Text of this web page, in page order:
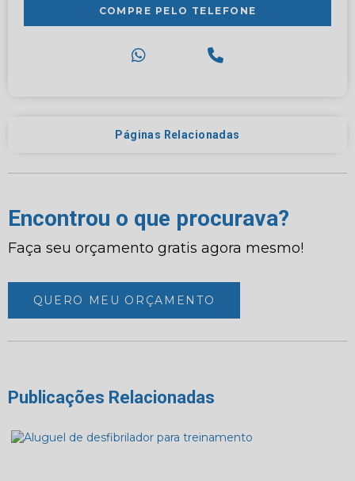
COMPRE PELO TELEFONE
Páginas Relacionadas
Encontrou o que procurava?
Faça seu orçamento gratis agora mesmo!
QUERO MEU ORÇAMENTO
Publicações Relacionadas